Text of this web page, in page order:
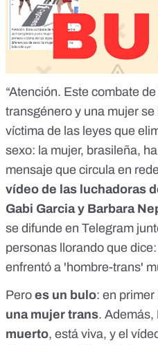
“Atención. Este combate
transgénero y una mujer
víctima de las leyes que
sexo: la mujer, brasileña,
mensaje que circula en
vídeo de las luchadoras
Gabi Garcia y Barbara
se difunde en Telegram
personas llorando que
enfrentó a 'hombre-trans'
Pero es un bulo: en primer
una mujer trans. Además,
muerto, está viva, y el